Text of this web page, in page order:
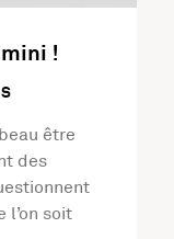
!
être
des
soit